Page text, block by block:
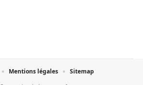
Mentions légales Sitemap